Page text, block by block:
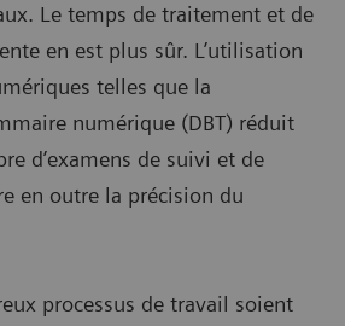
Le temps de traitement et de
en est plus sûr. L’utilisation
telles que la
numérique (DBT) réduit
d’examens de suivi et de
en outre la précision du
processus de travail soient